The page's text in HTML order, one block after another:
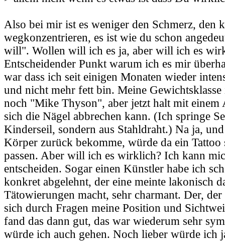
Also bei mir ist es weniger den Schmerz, den
wegkonzentrieren, es ist wie du schon
will". Wollen will ich es ja, aber will ich es
Entscheidender Punkt warum ich es mir
war dass ich seit einigen Monaten wieder
und nicht mehr fett bin. Meine
noch "Mike Thyson", aber jetzt halt mit einem
sich die Nägel abbrechen kann. (Ich springe
Kinderseil, sondern aus Stahldraht.) Na ja,
Körper zurück bekomme, würde da ein Tattoo
passen. Aber will ich es wirklich? Ich kann
entscheiden. Sogar einen Künstler habe ich
konkret abgelehnt, der eine meinte lakonisch
Tätowierungen macht, sehr charmant. Der,
sich durch Fragen meine Position und
fand das dann gut, das war wiederum sehr
würde ich auch gehen. Noch lieber würde ich